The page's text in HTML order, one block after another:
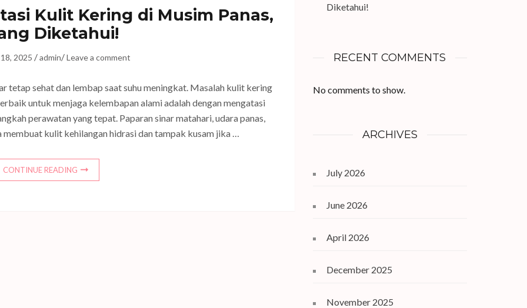
Kulit Kering di Musim Panas,
Diketahui!
2025 /admin/Leave a comment
tetap sehat dan lembap saat suhu meningkat. Masalah kulit kering
untuk menjaga kelembapan alami adalah dengan mengatasi
perawatan yang tepat. Paparan sinar matahari, udara panas,
kulit kehilangan hidrasi dan tampak kusam jika …
CONTINUE READING
Diketahui!
RECENT COMMENTS
No comments to show.
ARCHIVES
July 2026
June 2026
April 2026
December 2025
November 2025